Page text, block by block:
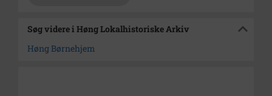
Søg videre i Høng Lokalhistoriske Arkiv
Høng Børnehjem